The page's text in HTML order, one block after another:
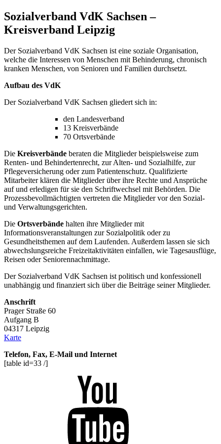
Sozialverband VdK Sachsen –
Kreisverband Leipzig
Der Sozialverband VdK Sachsen ist eine soziale Organisation,
welche die Interessen von Menschen mit Behinderung, chronisch
kranken Menschen, von Senioren und Familien durchsetzt.
Aufbau des VdK
Der Sozialverband VdK Sachsen gliedert sich in:
den Landesverband
13 Kreisverbände
70 Ortsverbände
Die Kreisverbände beraten die Mitglieder beispielsweise zum
Renten- und Behindertenrecht, zur Alten- und Sozialhilfe, zur
Pflegeversicherung oder zum Patientenschutz. Qualifizierte
Mitarbeiter klären die Mitglieder über ihre Rechte und Ansprüche
auf und erledigen für sie den Schriftwechsel mit Behörden. Die
Prozessbevollmächtigten vertreten die Mitglieder vor den Sozial-
und Verwaltungsgerichten.
Die Ortsverbände halten ihre Mitglieder mit
Informationsveranstaltungen zur Sozialpolitik oder zu
Gesundheitsthemen auf dem Laufenden. Außerdem lassen sie sich
abwechslungsreiche Freizeitaktivitäten einfallen, wie Tagesausflüge,
Reisen oder Seniorennachmittage.
Der Sozialverband VdK Sachsen ist politisch und konfessionell
unabhängig und finanziert sich über die Beiträge seiner Mitglieder.
Anschrift
Prager Straße 60
Aufgang B
04317 Leipzig
Karte
Telefon, Fax, E-Mail und Internet
[table id=33 /]